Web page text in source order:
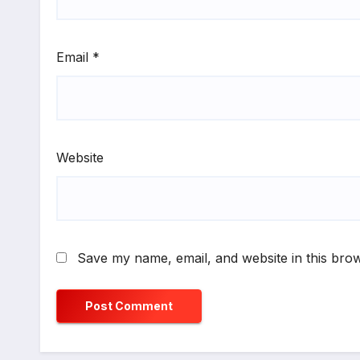
Email *
Website
Save my name, email, and website in this